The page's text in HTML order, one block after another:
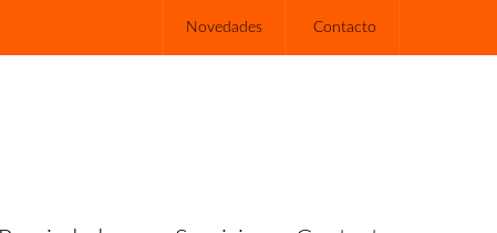
Novedades Contacto